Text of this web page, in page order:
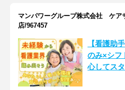
マンパワーグループ株式会社 ケ
店/967457
【看護助
のみ×シフ
心してスタ